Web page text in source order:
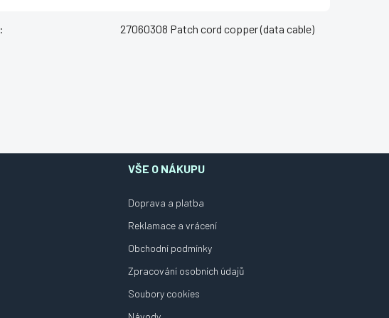
: 27060308 Patch cord copper (data cable)
VŠE O NÁKUPU
Doprava a platba
Reklamace a vrácení
Obchodní podmínky
Zpracování osobních údajů
Soubory cookies